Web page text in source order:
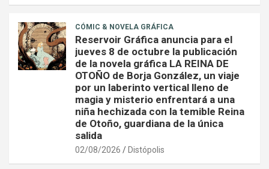
CÓMIC & NOVELA GRÁFICA
Reservoir Gráfica anuncia para el
jueves 8 de octubre la publicación
de la novela gráfica LA REINA DE
OTOÑO de Borja González, un viaje
por un laberinto vertical lleno de
magia y misterio enfrentará a una
niña hechizada con la temible Reina
de Otoño, guardiana de la única
salida
02/08/2026 Distópolis